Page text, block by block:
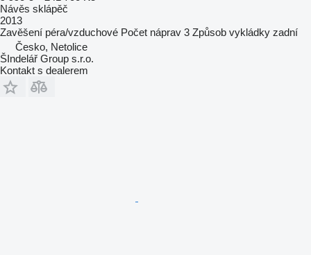
Návěs sklápěč
2013
Zavěšení péra/vzduchové Počet náprav 3 Způsob vykládky zadní
Česko, Netolice
ŠIndelář Group s.r.o.
Kontakt s dealerem